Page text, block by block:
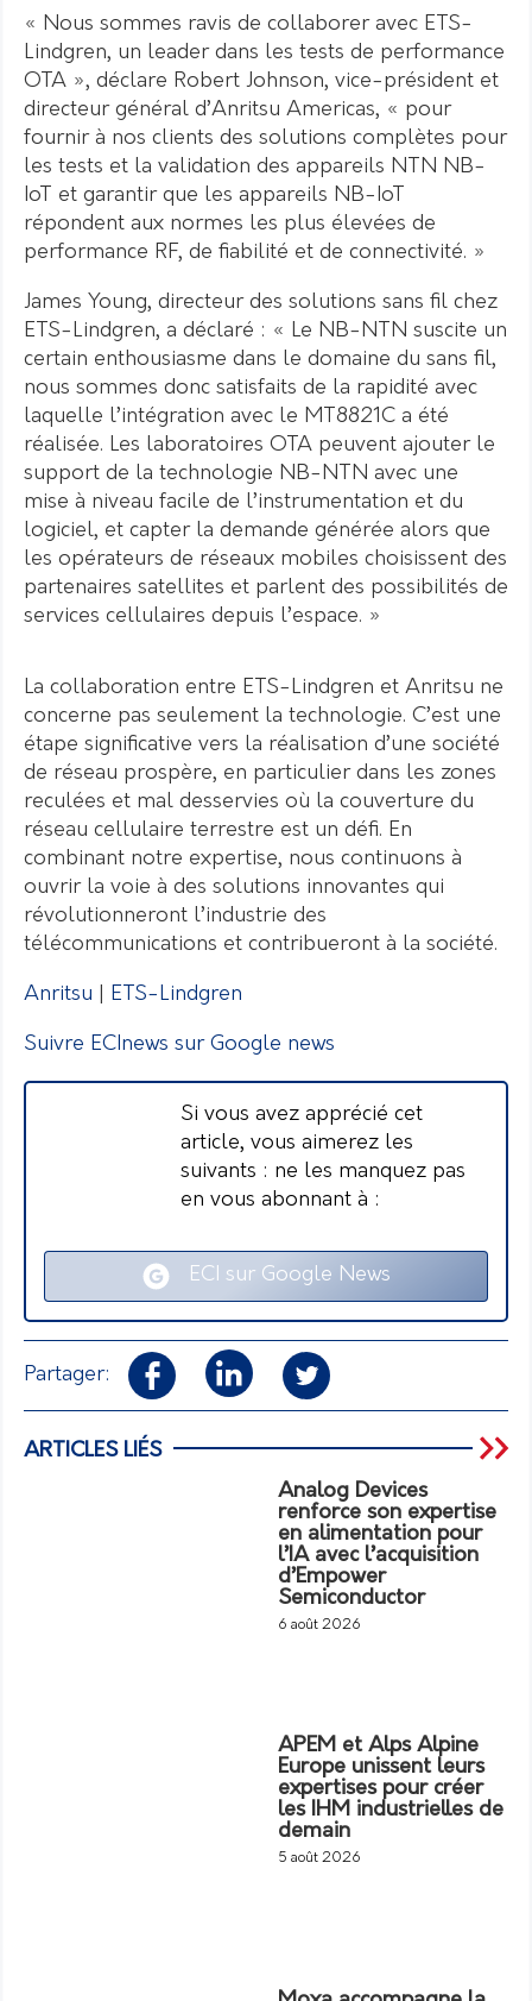
« Nous sommes ravis de collaborer avec ETS-
Lindgren, un leader dans les tests de performance
OTA », déclare Robert Johnson, vice-président et
directeur général d’Anritsu Americas, « pour
fournir à nos clients des solutions complètes pour
les tests et la validation des appareils NTN NB-
IoT et garantir que les appareils NB-IoT
répondent aux normes les plus élevées de
performance RF, de fiabilité et de connectivité. »
James Young, directeur des solutions sans fil chez
ETS-Lindgren, a déclaré : « Le NB-NTN suscite un
certain enthousiasme dans le domaine du sans fil,
nous sommes donc satisfaits de la rapidité avec
laquelle l’intégration avec le MT8821C a été
réalisée. Les laboratoires OTA peuvent ajouter le
support de la technologie NB-NTN avec une
mise à niveau facile de l’instrumentation et du
logiciel, et capter la demande générée alors que
les opérateurs de réseaux mobiles choisissent des
partenaires satellites et parlent des possibilités de
services cellulaires depuis l’espace. »
La collaboration entre ETS-Lindgren et Anritsu ne
concerne pas seulement la technologie. C’est une
étape significative vers la réalisation d’une société
de réseau prospère, en particulier dans les zones
reculées et mal desservies où la couverture du
réseau cellulaire terrestre est un défi. En
combinant notre expertise, nous continuons à
ouvrir la voie à des solutions innovantes qui
révolutionneront l’industrie des
télécommunications et contribueront à la société.
Anritsu ETS-Lindgren
Suivre ECInews sur Google news
Si vous avez apprécié cet
article, vous aimerez les
suivants : ne les manquez pas
en vous abonnant à :
ECI sur Google News
Partager:
ARTICLES LIÉS
Analog Devices
renforce son expertise
en alimentation pour
l’IA avec l’acquisition
d’Empower
Semiconductor
6 août 2026
APEM et Alps Alpine
Europe unissent leurs
expertises pour créer
les IHM industrielles de
demain
5 août 2026